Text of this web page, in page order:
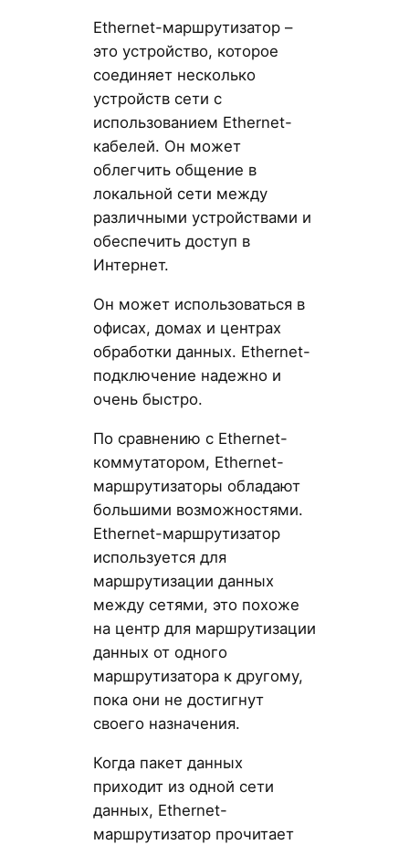
Ethernet-маршрутизатор –
это устройство, которое
соединяет несколько
устройств сети с
использованием Ethernet-
кабелей. Он может
облегчить общение в
локальной сети между
различными устройствами и
обеспечить доступ в
Интернет.
Он может использоваться в
офисах, домах и центрах
обработки данных. Ethernet-
подключение надежно и
очень быстро.
По сравнению с Ethernet-
коммутатором, Ethernet-
маршрутизаторы обладают
большими возможностями.
Ethernet-маршрутизатор
используется для
маршрутизации данных
между сетями, это похоже
на центр для маршрутизации
данных от одного
маршрутизатора к другому,
пока они не достигнут
своего назначения.
Когда пакет данных
приходит из одной сети
данных, Ethernet-
маршрутизатор прочитает